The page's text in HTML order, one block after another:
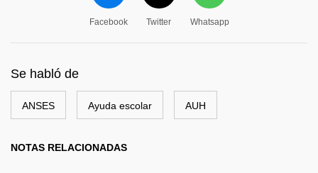
Facebook Twitter Whatsapp
Se habló de
ANSES Ayuda escolar AUH
NOTAS RELACIONADAS